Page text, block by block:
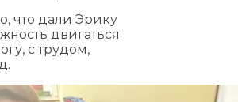
что дали Эрику
двигаться
с трудом,